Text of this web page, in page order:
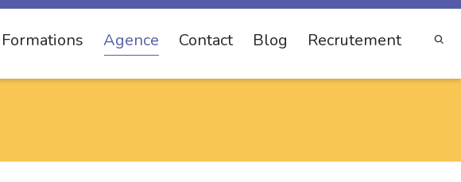
Formations Agence Contact Blog Recrutement